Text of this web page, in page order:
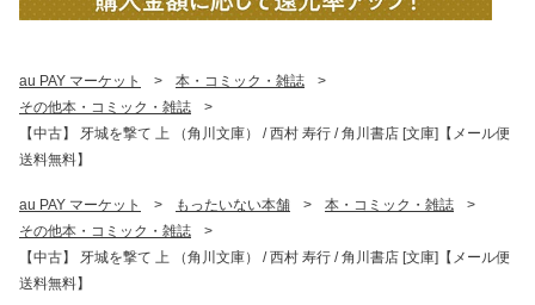
au PAY マーケット > 本・コミック・雑誌
>
その他本・コミック・雑誌
>
【中古】 牙城を撃て 上 （角川文庫） / 西村 寿行 / 角川書店 [文庫]【メール便
送料無料】
au PAY マーケット > もったいない本舗 > 本・コミック・雑誌
>
その他本・コミック・雑誌
>
【中古】 牙城を撃て 上 （角川文庫） / 西村 寿行 / 角川書店 [文庫]【メール便
送料無料】